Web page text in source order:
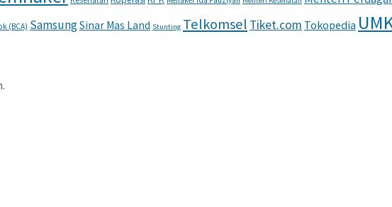
(BCA) SamsungSinar Mas Land Stunting Telkomsel Tiket.com Tokopedia